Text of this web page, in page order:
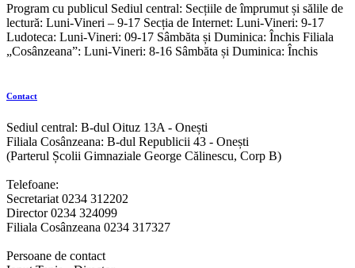
Program cu publicul Sediul central: Secțiile de împrumut și sălile de
lectură: Luni-Vineri – 9-17 Secția de Internet: Luni-Vineri: 9-17
Ludoteca: Luni-Vineri: 09-17 Sâmbăta și Duminica: Închis Filiala
„Cosânzeana”: Luni-Vineri: 8-16 Sâmbăta și Duminica: Închis
Contact
Sediul central: B-dul Oituz 13A - Onești
Filiala Cosânzeana: B-dul Republicii 43 - Onești
(Parterul Școlii Gimnaziale George Călinescu, Corp B)
Telefoane:
Secretariat 0234 312202
Director 0234 324099
Filiala Cosânzeana 0234 317327
Persoane de contact